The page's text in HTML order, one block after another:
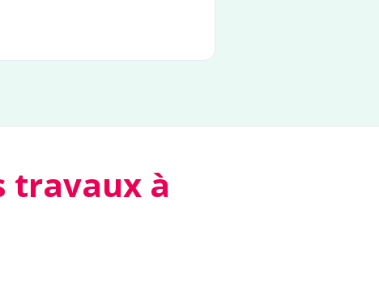
travaux à